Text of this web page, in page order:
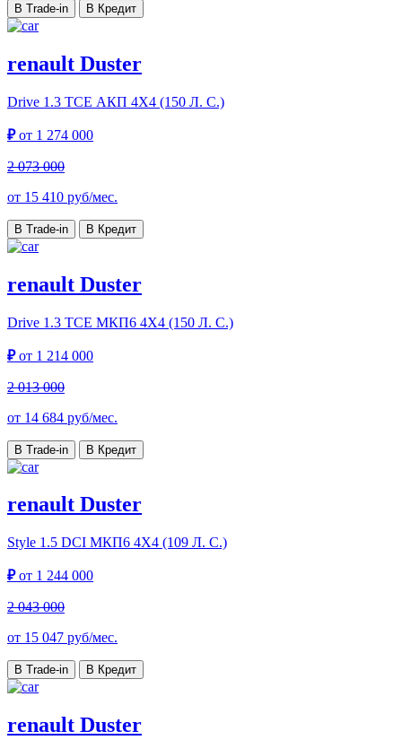
В Trade-in В Кредит
renault Duster
Drive 1.3 TCE АКП 4Х4 (150 Л. С.)
₽от 1 274 000
2 073 000
от 15 410 руб/мес.
В Trade-in В Кредит
renault Duster
Drive 1.3 TCE МКП6 4Х4 (150 Л. С.)
₽от 1 214 000
2 013 000
от 14 684 руб/мес.
В Trade-in В Кредит
renault Duster
Style 1.5 DCI МКП6 4Х4 (109 Л. С.)
₽от 1 244 000
2 043 000
от 15 047 руб/мес.
В Trade-in В Кредит
renault Duster